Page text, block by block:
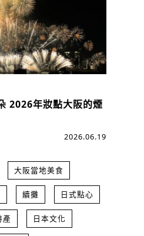
2026年妝點大阪的煙
2026.06.19
大阪當地美食
續攤 日式點心
產 日本文化